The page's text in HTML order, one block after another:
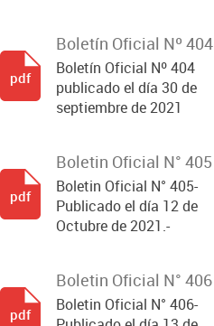
Boletín Oficial Nº 404
Boletín Oficial Nº 404
publicado el día 30 de
septiembre de 2021
pdf
Boletin Oficial N° 405
Boletin Oficial N° 405-
Publicado el día 12 de
Octubre de 2021.-
pdf
Boletin Oficial N° 406
Boletin Oficial N° 406-
pdf